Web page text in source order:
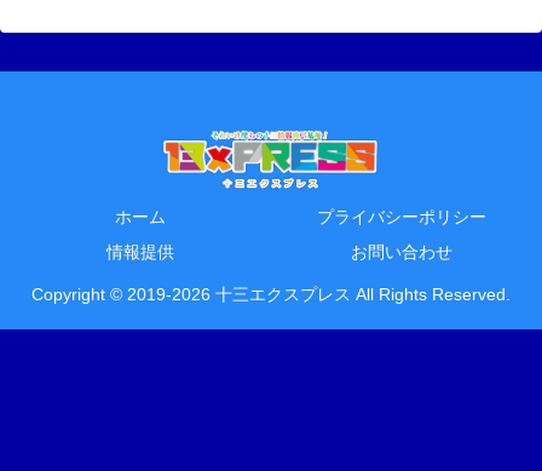
ホーム
プライバシーポリシー
情報提供
お問い合わせ
Copyright © 2019-2026 十三エクスプレス All Rights Reserved.